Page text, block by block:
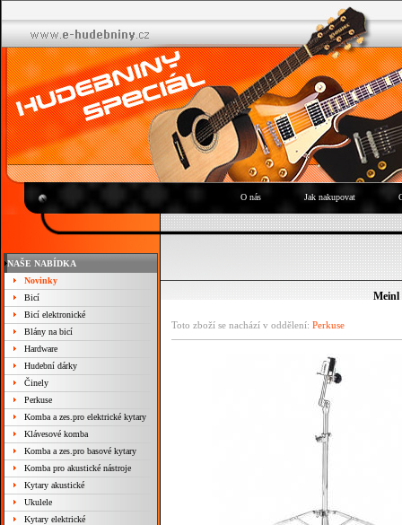
O nás Jak nakupovat
NAŠE NABÍDKA
Novinky
Bicí
Bicí elektronické
Blány na bicí
Hardware
Hudební dárky
Činely
Perkuse
Komba a zes.pro elektrické kytary
Klávesové komba
Komba a zes.pro basové kytary
Komba pro akustické nástroje
Kytary akustické
Ukulele
Kytary elektrické
Meinl
Toto zboží se nachází v oddělení: Perkuse